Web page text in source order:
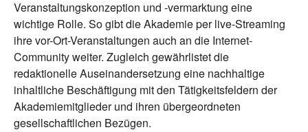
Veranstaltungskonzeption und -vermarktung eine
wichtige Rolle. So gibt die Akademie per live-Streaming
ihre vor-Ort-Veranstaltungen auch an die Internet-
Community weiter. Zugleich gewährlistet die
redaktionelle Auseinandersetzung eine nachhaltige
inhaltliche Beschäftigung mit den Tätigkeitsfeldern der
Akademiemitglieder und ihren übergeordneten
gesellschaftlichen Bezügen.